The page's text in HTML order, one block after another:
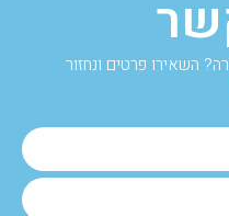
השאירו פרטים ונחזור